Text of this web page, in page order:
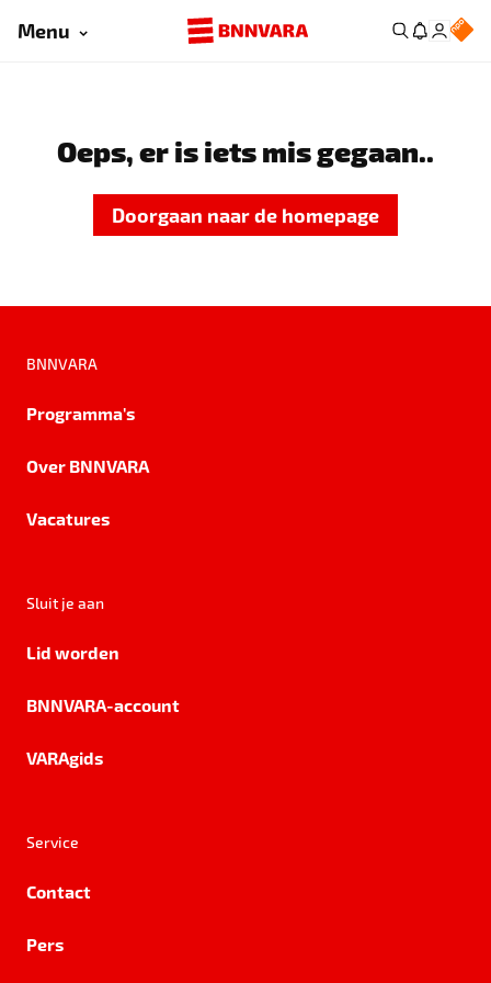
Menu
Oeps, er is iets mis gegaan..
Doorgaan naar de homepage
BNNVARA
Programma's
Over BNNVARA
Vacatures
Sluit je aan
Lid worden
BNNVARA-account
VARAgids
Service
Contact
Pers